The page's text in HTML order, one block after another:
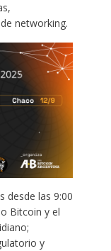
networking.
desde las 9:00
Bitcoin y el
y